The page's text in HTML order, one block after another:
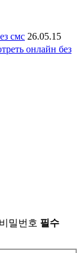
смс 26.05.15
онлайн без
비밀번호 필수